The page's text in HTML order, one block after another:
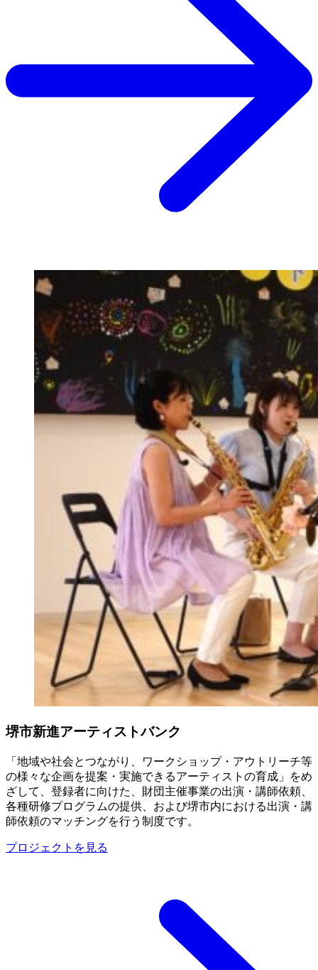
堺市新進アーティストバンク
「地域や社会とつながり、ワークショップ・アウトリーチ等
の様々な企画を提案・実施できるアーティストの育成」をめ
ざして、登録者に向けた、財団主催事業の出演・講師依頼、
各種研修プログラムの提供、および堺市内における出演・講
師依頼のマッチングを行う制度です。
プロジェクトを見る